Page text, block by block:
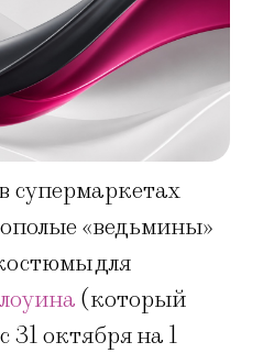
супермаркетах
«ведьмины»
для
(который
31 октября на 1